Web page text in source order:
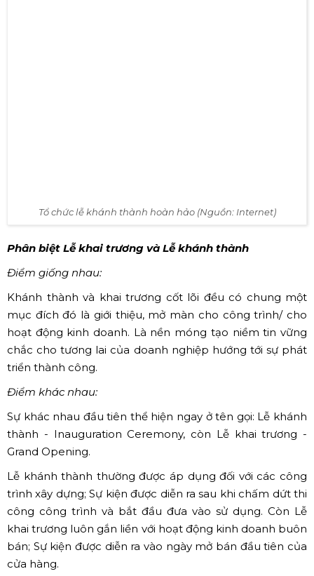
Tổ chức lễ khánh thành hoàn hảo (Nguồn: Internet)
Phân biệt Lễ khai trương và Lễ khánh thành
Điểm giống nhau:
Khánh thành và khai trương cốt lõi đều có chung một
mục đích đó là giới thiệu, mở màn cho công trình/ cho
hoạt động kinh doanh. Là nền móng tạo niềm tin vững
chắc cho tương lai của doanh nghiệp hướng tới sự phát
triển thành công.
Điểm khác nhau:
Sự khác nhau đầu tiên thể hiện ngay ở tên gọi: Lễ khánh
thành - Inauguration Ceremony, còn Lễ khai trương -
Grand Opening.
Lễ khánh thành thường được áp dụng đối với các công
trình xây dựng; Sự kiện được diễn ra sau khi chấm dứt thi
công công trình và bắt đầu đưa vào sử dụng. Còn Lễ
khai trương luôn gắn liền với hoạt động kinh doanh buôn
bán; Sự kiện được diễn ra vào ngày mở bán đầu tiên của
cửa hàng.